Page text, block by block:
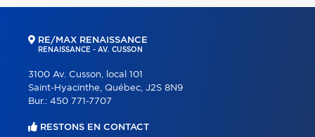
RE/MAX RENAISSANCE
RENAISSANCE - AV. CUSSON
3100 Av. Cusson, local 101
Saint-Hyacinthe, Québec, J2S 8N9
Bur.: 450 771-7707
RESTONS EN CONTACT